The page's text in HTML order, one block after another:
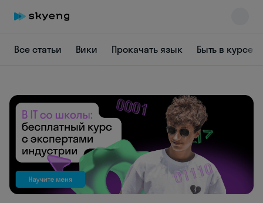
Все статьи Вики Прокачать язык Быть в курсе
Skyeng Chat
online